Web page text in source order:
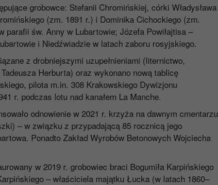
grobowce: Stefanii Chromińskiej, córki Władysława
(zm. 1891 r.) i Dominika Cichockiego (zm.
parafii św. Anny w Lubartowie; Józefa Powiłajtisa –
i Niedźwiadzie w latach zaboru rosyjskiego.
z drobniejszymi uzupełnieniami (liternictwo,
Herburta) oraz wykonano nową tablicę
pilota m.in. 308 Krakowskiego Dywizjonu
r. podczas lotu nad kanałem La Manche.
odnowienie w 2021 r. krzyża na dawnym cmentarzu
– w związku z przypadającą 85 rocznicą jego
Ponadto Zakład Wyrobów Betonowych Wojciecha
w 2019 r. grobowiec braci Bogumiła Karpińskiego
– właściciela majątku Łucka (w latach 1860–